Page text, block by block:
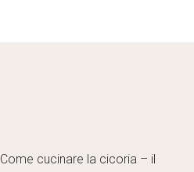
Come cucinare la cicoria – il